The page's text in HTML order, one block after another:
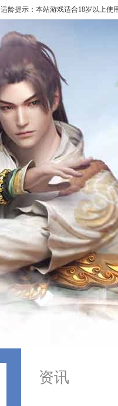
适龄提示：本站游戏适合18岁以上使
资讯